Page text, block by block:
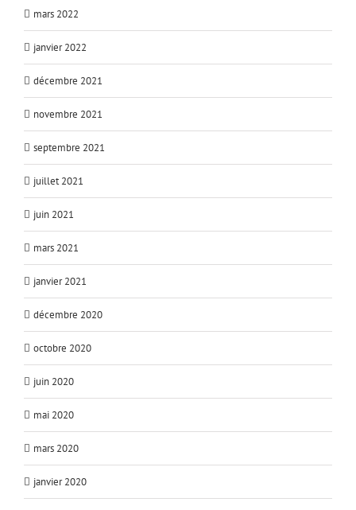
mars 2022
janvier 2022
décembre 2021
novembre 2021
septembre 2021
juillet 2021
juin 2021
mars 2021
janvier 2021
décembre 2020
octobre 2020
juin 2020
mai 2020
mars 2020
janvier 2020